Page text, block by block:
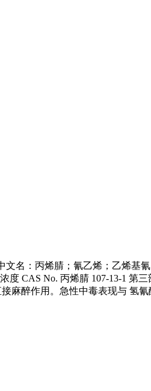
名：丙烯腈；氰乙烯；乙烯基
腈 107-13-1 第三部分?危
麻醉作用。急性中毒表现与 氢